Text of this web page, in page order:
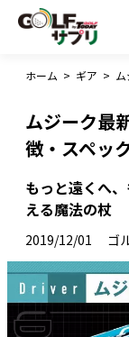
ホーム > ギア >
ムジーク最
徴・スペッ
もっと遠くへ
える魔法の杖
2019/12/01 ゴ